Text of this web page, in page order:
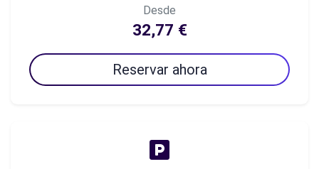
Desde
32,77 €
Reservar ahora